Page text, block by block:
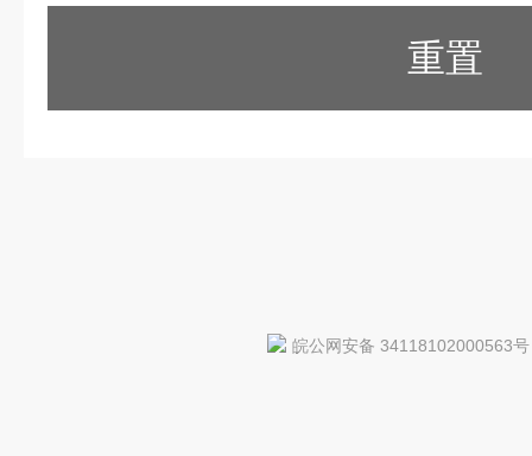
重置
皖公网安备 34118102000563号